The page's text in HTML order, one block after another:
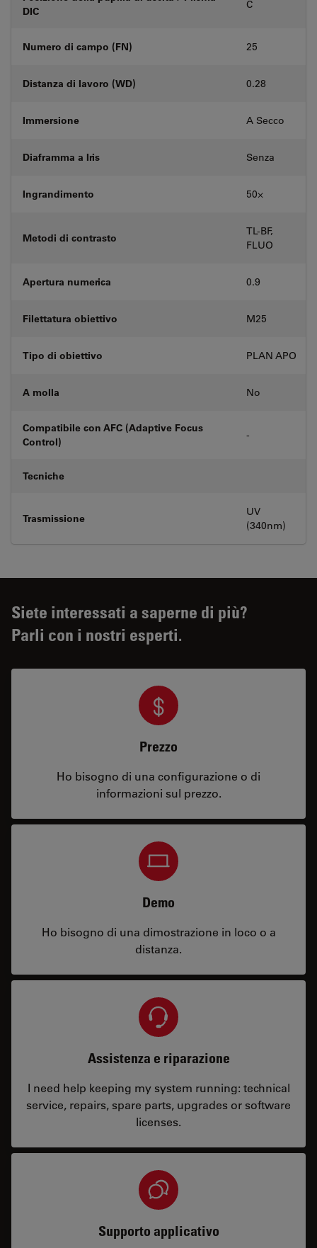
DIC
C
Numero di campo (FN) 25
Distanza di lavoro (WD) 0.28
Immersione A Secco
Diaframma a Iris Senza
Ingrandimento 50⨉
Metodi di contrasto
TL-BF,
FLUO
Apertura numerica 0.9
Filettatura obiettivo M25
Tipo di obiettivo PLAN APO
A molla No
Compatibile con AFC (Adaptive Focus
Control)
-
Tecniche
Trasmissione
UV
(340nm)
Siete interessati a saperne di più?
Parli con i nostri esperti.
Prezzo
Ho bisogno di una configurazione o di
informazioni sul prezzo.
Demo
Ho bisogno di una dimostrazione in loco o a
distanza.
Assistenza e riparazione
I need help keeping my system running: technical
service, repairs, spare parts, upgrades or software
licenses.
Supporto applicativo